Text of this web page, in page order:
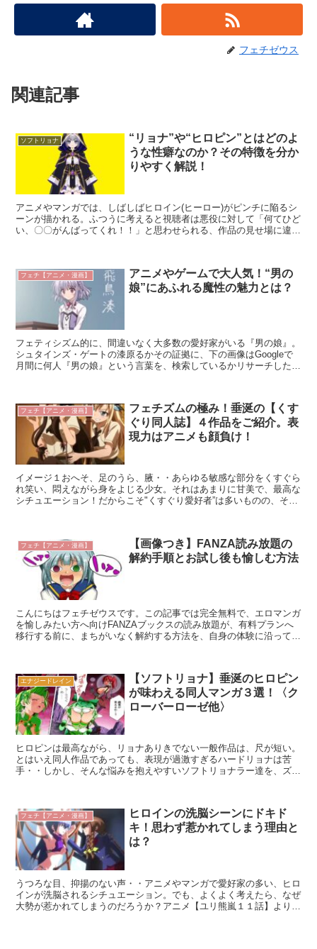
フェチゼウス
関連記事
ソフトリョナ
“リョナ”や“ヒロピン”とはどのよ
うな性癖なのか？その特徴を分か
りやすく解説！
アニメやマンガでは、しばしばヒロイン(ヒーロー)がピンチに陥るシ
ーンが描かれる。ふつうに考えると視聴者は悪役に対して「何てひど
い、〇〇がんばってくれ！！」と思わせられる、作品の見せ場に違い
フェチ【アニメ・漫画】
アニメやゲームで大人気！“男の
娘”にあふれる魔性の魅力とは？
フェティシズム的に、間違いなく大多数の愛好家がいる『男の娘』。
シュタインズ・ゲートの漆原るかその証拠に、下の画像はGoogleで
月間に何人『男の娘』という言葉を、検索しているかリサーチした結
フェチ【アニメ・漫画】
フェチズムの極み！垂涎の【くす
ぐり同人誌】４作品をご紹介。表
現力はアニメも顔負け！
イメージ１おへそ、足のうら、腋・・あらゆる敏感な部分をくすぐら
れ笑い、悶えながら身をよじる少女。それはあまりに甘美で、最高な
シチュエーション！だからこそ"くすぐり愛好者”は多いものの、それ
フェチ【アニメ・漫画】
【画像つき】FANZA読み放題の
解約手順とお試し後も愉しむ方法
こんにちはフェチゼウスです。この記事では完全無料で、エロマンガ
を愉しみたい方へ向けFANZAブックスの読み放題が、有料プランへ
移行する前に、まちがいなく解約する方法を、自身の体験に沿ってご
エナジードレイン
【ソフトリョナ】垂涎のヒロピン
が味わえる同人マンガ３選！〈ク
ローバーローゼ他〉
ヒロピンは最高ながら、リョナありきでない一般作品は、尺が短い。
とはいえ同人作品であっても、表現が過激すぎるハードリョナは苦
手・・しかし、そんな悩みを抱えやすいソフトリョナラー達を、ズバ
フェチ【アニメ・漫画】
ヒロインの洗脳シーンにドキド
キ！思わず惹かれてしまう理由と
は？
うつろな目、抑揚のない声・・アニメやマンガで愛好家の多い、ヒロ
インが洗脳されるシチュエーション。でも、よくよく考えたら、なぜ
大勢が惹かれてしまうのだろうか？アニメ【ユリ熊嵐１１話】よりフ